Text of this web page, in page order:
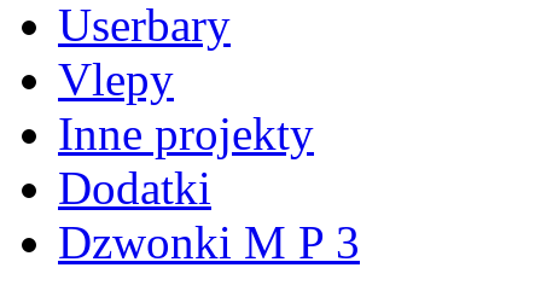
Userbary
Vlepy
Inne projekty
Dodatki
Dzwonki M P 3